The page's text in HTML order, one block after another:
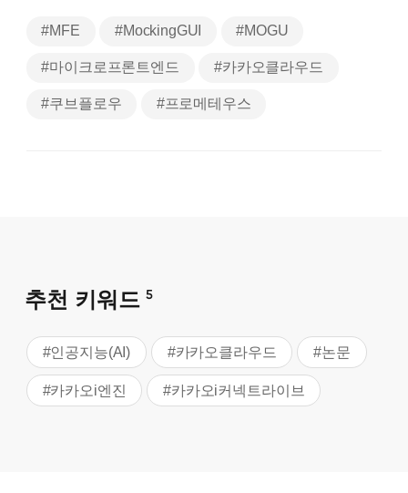
#MFE #MockingGUI #MOGU
#마이크로프론트엔드 #카카오클라우드
#쿠브플로우 #프로메테우스
추천 키워드 5
#인공지능(AI) #카카오클라우드 #논문
#카카오i엔진 #카카오i커넥트라이브